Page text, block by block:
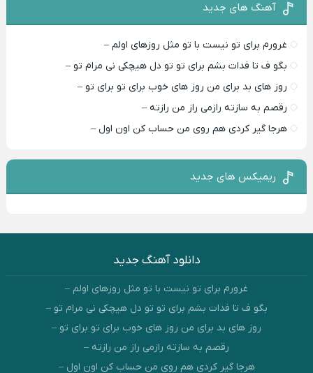
آهنگ های جدید
غرورم برای تو نیست با تو مثل روزهای اولم –
بگو ف تا فدات بشم برای تو تو دل هیچکی نی مرام تو –
روز های بد برای من روز های خوب برای تو برای تو –
رقصم به سازته رازمی راز من رازته –
هرجا گیر کردی هم روی من حساب کن اون اول –
ریمیکس های جدید
دانلود آهنگ جدید
غرورم برای تو نیست با تو مثل روزهای اولم –
بگو ف تا فدات بشم برای تو تو دل هیچکی نی مرام تو –
روز های بد برای من روز های خوب برای تو برای تو –
رقصم به سازته رازمی راز من رازته –
هرجا گیر کردی هم روی من حساب کن اون اول –